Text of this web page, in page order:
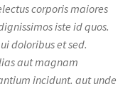
corporis maiores
iste id quos.
doloribus et sed.
aut magnam
incidunt. aut unde